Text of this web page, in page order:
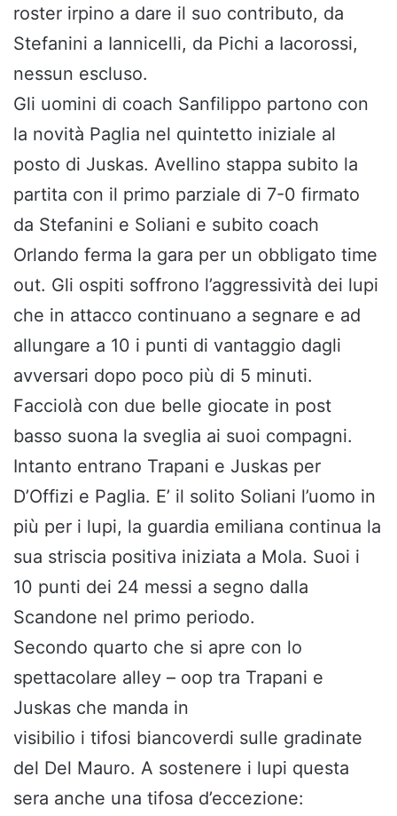
roster irpino a dare il suo contributo, da
Stefanini a Iannicelli, da Pichi a Iacorossi,
nessun escluso.
Gli uomini di coach Sanfilippo partono con
la novità Paglia nel quintetto iniziale al
posto di Juskas. Avellino stappa subito la
partita con il primo parziale di 7-0 firmato
da Stefanini e Soliani e subito coach
Orlando ferma la gara per un obbligato time
out. Gli ospiti soffrono l’aggressività dei lupi
che in attacco continuano a segnare e ad
allungare a 10 i punti di vantaggio dagli
avversari dopo poco più di 5 minuti.
Facciolà con due belle giocate in post
basso suona la sveglia ai suoi compagni.
Intanto entrano Trapani e Juskas per
D’Offizi e Paglia. E’ il solito Soliani l’uomo in
più per i lupi, la guardia emiliana continua la
sua striscia positiva iniziata a Mola. Suoi i
10 punti dei 24 messi a segno dalla
Scandone nel primo periodo.
Secondo quarto che si apre con lo
spettacolare alley – oop tra Trapani e
Juskas che manda in
visibilio i tifosi biancoverdi sulle gradinate
del Del Mauro. A sostenere i lupi questa
sera anche una tifosa d’eccezione: